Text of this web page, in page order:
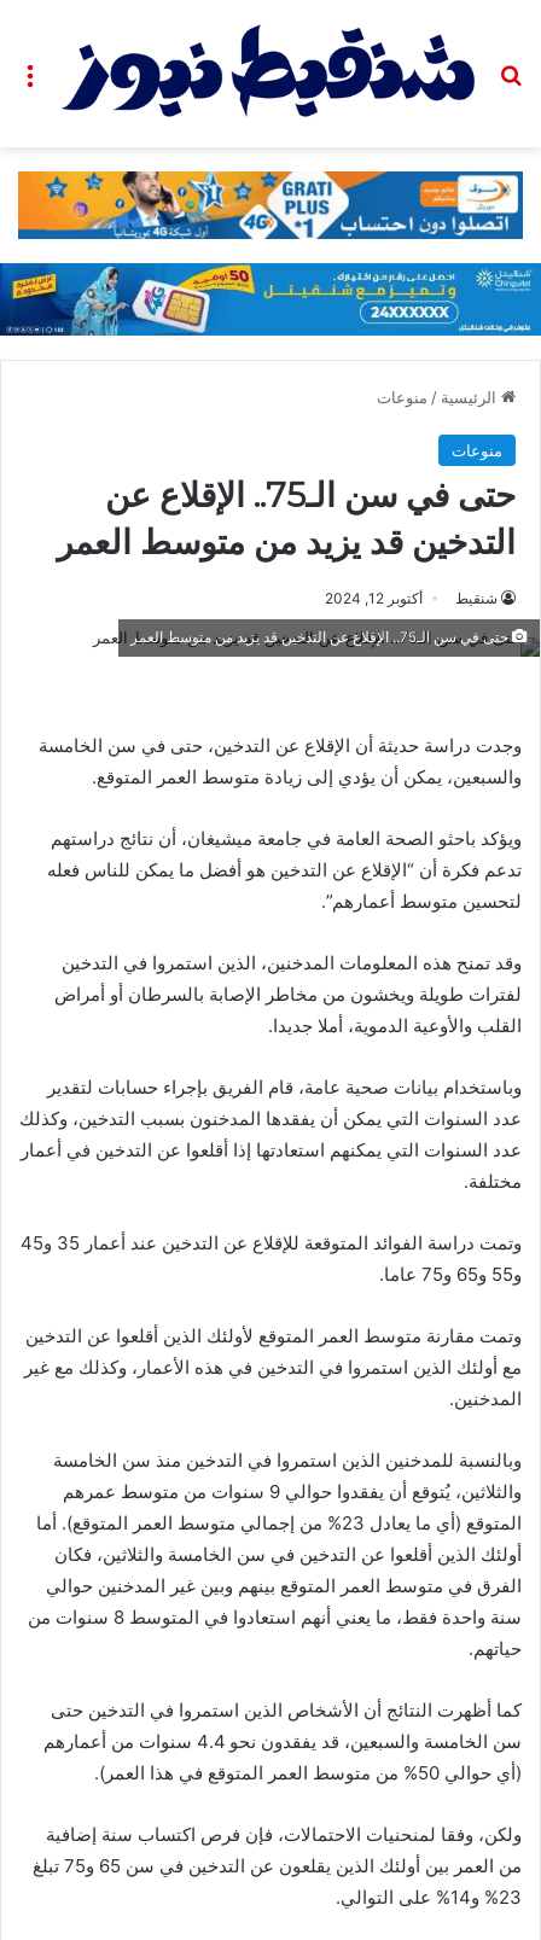
بحث عن
الرئيسية / منوعات
منوعات
حتى في سن الـ75.. الإقلاع عن
التدخين قد يزيد من متوسط العمر
شنقيط أكتوبر 12, 2024
حتى في سن الـ75.. الإقلاع عن التدخين قد يزيد من متوسط العمر
وجدت دراسة حديثة أن الإقلاع عن التدخين، حتى في سن الخامسة
والسبعين، يمكن أن يؤدي إلى زيادة متوسط العمر المتوقع.
ويؤكد باحثو الصحة العامة في جامعة ميشيغان، أن نتائج دراستهم
تدعم فكرة أن “الإقلاع عن التدخين هو أفضل ما يمكن للناس فعله
لتحسين متوسط أعمارهم”.
وقد تمنح هذه المعلومات المدخنين، الذين استمروا في التدخين
لفترات طويلة ويخشون من مخاطر الإصابة بالسرطان أو أمراض
القلب والأوعية الدموية، أملا جديدا.
وباستخدام بيانات صحية عامة، قام الفريق بإجراء حسابات لتقدير
عدد السنوات التي يمكن أن يفقدها المدخنون بسبب التدخين، وكذلك
عدد السنوات التي يمكنهم استعادتها إذا أقلعوا عن التدخين في أعمار
مختلفة.
وتمت دراسة الفوائد المتوقعة للإقلاع عن التدخين عند أعمار 35 و45
و55 و65 و75 عاما.
وتمت مقارنة متوسط العمر المتوقع لأولئك الذين أقلعوا عن التدخين
مع أولئك الذين استمروا في التدخين في هذه الأعمار، وكذلك مع غير
المدخنين.
وبالنسبة للمدخنين الذين استمروا في التدخين منذ سن الخامسة
والثلاثين، يُتوقع أن يفقدوا حوالي 9 سنوات من متوسط عمرهم
المتوقع (أي ما يعادل 23% من إجمالي متوسط العمر المتوقع). أما
أولئك الذين أقلعوا عن التدخين في سن الخامسة والثلاثين، فكان
الفرق في متوسط العمر المتوقع بينهم وبين غير المدخنين حوالي
سنة واحدة فقط، ما يعني أنهم استعادوا في المتوسط 8 سنوات من
حياتهم.
كما أظهرت النتائج أن الأشخاص الذين استمروا في التدخين حتى
سن الخامسة والسبعين، قد يفقدون نحو 4.4 سنوات من أعمارهم
(أي حوالي 50% من متوسط العمر المتوقع في هذا العمر).
ولكن، وفقا لمنحنيات الاحتمالات، فإن فرص اكتساب سنة إضافية
من العمر بين أولئك الذين يقلعون عن التدخين في سن 65 و75 تبلغ
23% و14% على التوالي.